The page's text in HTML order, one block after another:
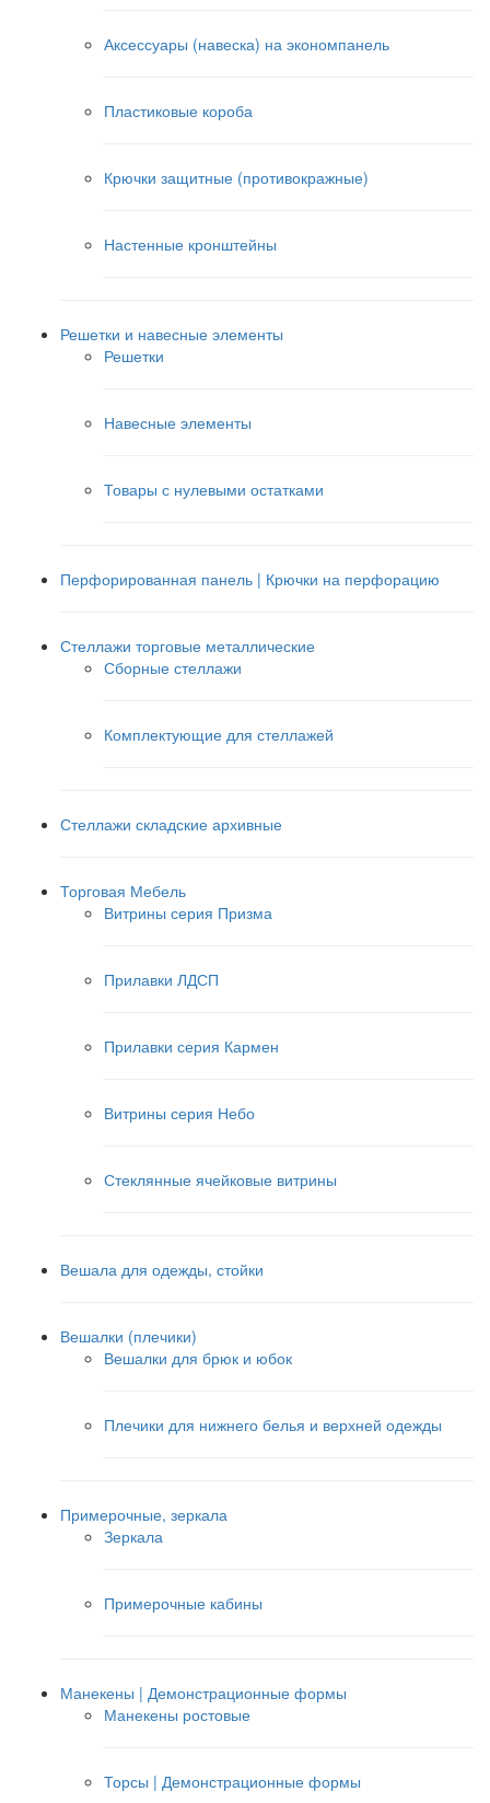
Аксессуары (навеска) на экономпанель
Пластиковые короба
Крючки защитные (противокражные)
Настенные кронштейны
Решетки и навесные элементы
Решетки
Навесные элементы
Товары с нулевыми остатками
Перфорированная панель | Крючки на перфорацию
Стеллажи торговые металлические
Сборные стеллажи
Комплектующие для стеллажей
Стеллажи складские архивные
Торговая Мебель
Витрины серия Призма
Прилавки ЛДСП
Прилавки серия Кармен
Витрины серия Небо
Стеклянные ячейковые витрины
Вешала для одежды, стойки
Вешалки (плечики)
Вешалки для брюк и юбок
Плечики для нижнего белья и верхней одежды
Примерочные, зеркала
Зеркала
Примерочные кабины
Манекены | Демонстрационные формы
Манекены ростовые
Торсы | Демонстрационные формы